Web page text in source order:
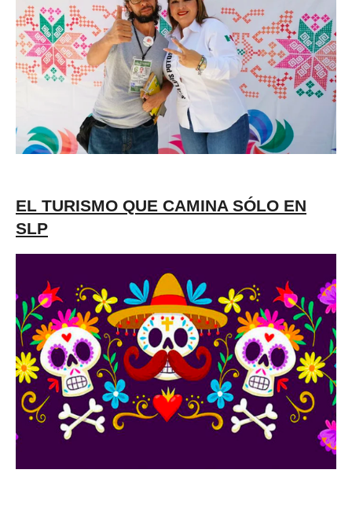
EL TURISMO QUE CAMINA SÓLO EN
SLP